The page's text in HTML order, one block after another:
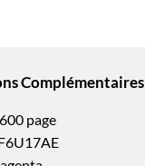
Complémentaires
page